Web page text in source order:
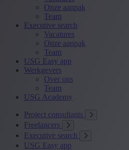
Onze aanpak
Team
Executive search
Vacatures
Onze aanpak
Team
USG Easy app
Werkgevers
Over ons
Team
USG Academy
Project consultants
Freelancers
Executive search
USG Easy app